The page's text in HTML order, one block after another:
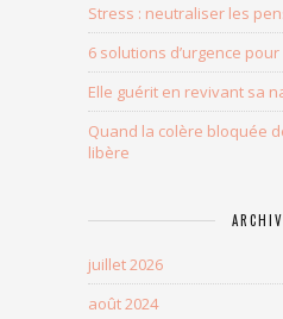
Stress : neutraliser les
6 solutions d’urgence
Elle guérit en revivant sa
Quand la colère bloquée
libère
juillet 2026
août 2024